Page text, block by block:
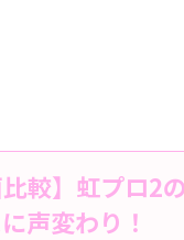
比較】虹プロ
声変わり！